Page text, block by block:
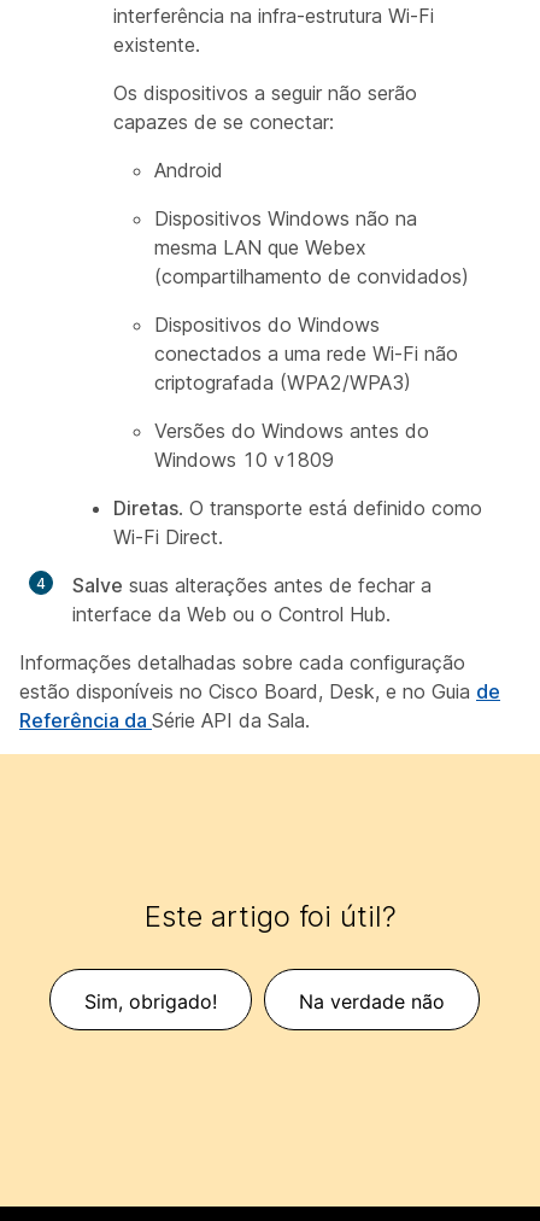
interferência na infra-estrutura Wi-Fi
existente.
Os dispositivos a seguir não serão
capazes de se conectar:
Android
Dispositivos Windows não na
mesma LAN que Webex
(compartilhamento de convidados)
Dispositivos do Windows
conectados a uma rede Wi-Fi não
criptografada (WPA2/WPA3)
Versões do Windows antes do
Windows 10 v1809
Diretas. O transporte está definido como
Wi-Fi Direct.
Salve suas alterações antes de fechar a
interface da Web ou o Control Hub.
Informações detalhadas sobre cada configuração
estão disponíveis no Cisco Board, Desk, e no Guia de
Referência da Série API da Sala.
Este artigo foi útil?
Sim, obrigado! Na verdade não